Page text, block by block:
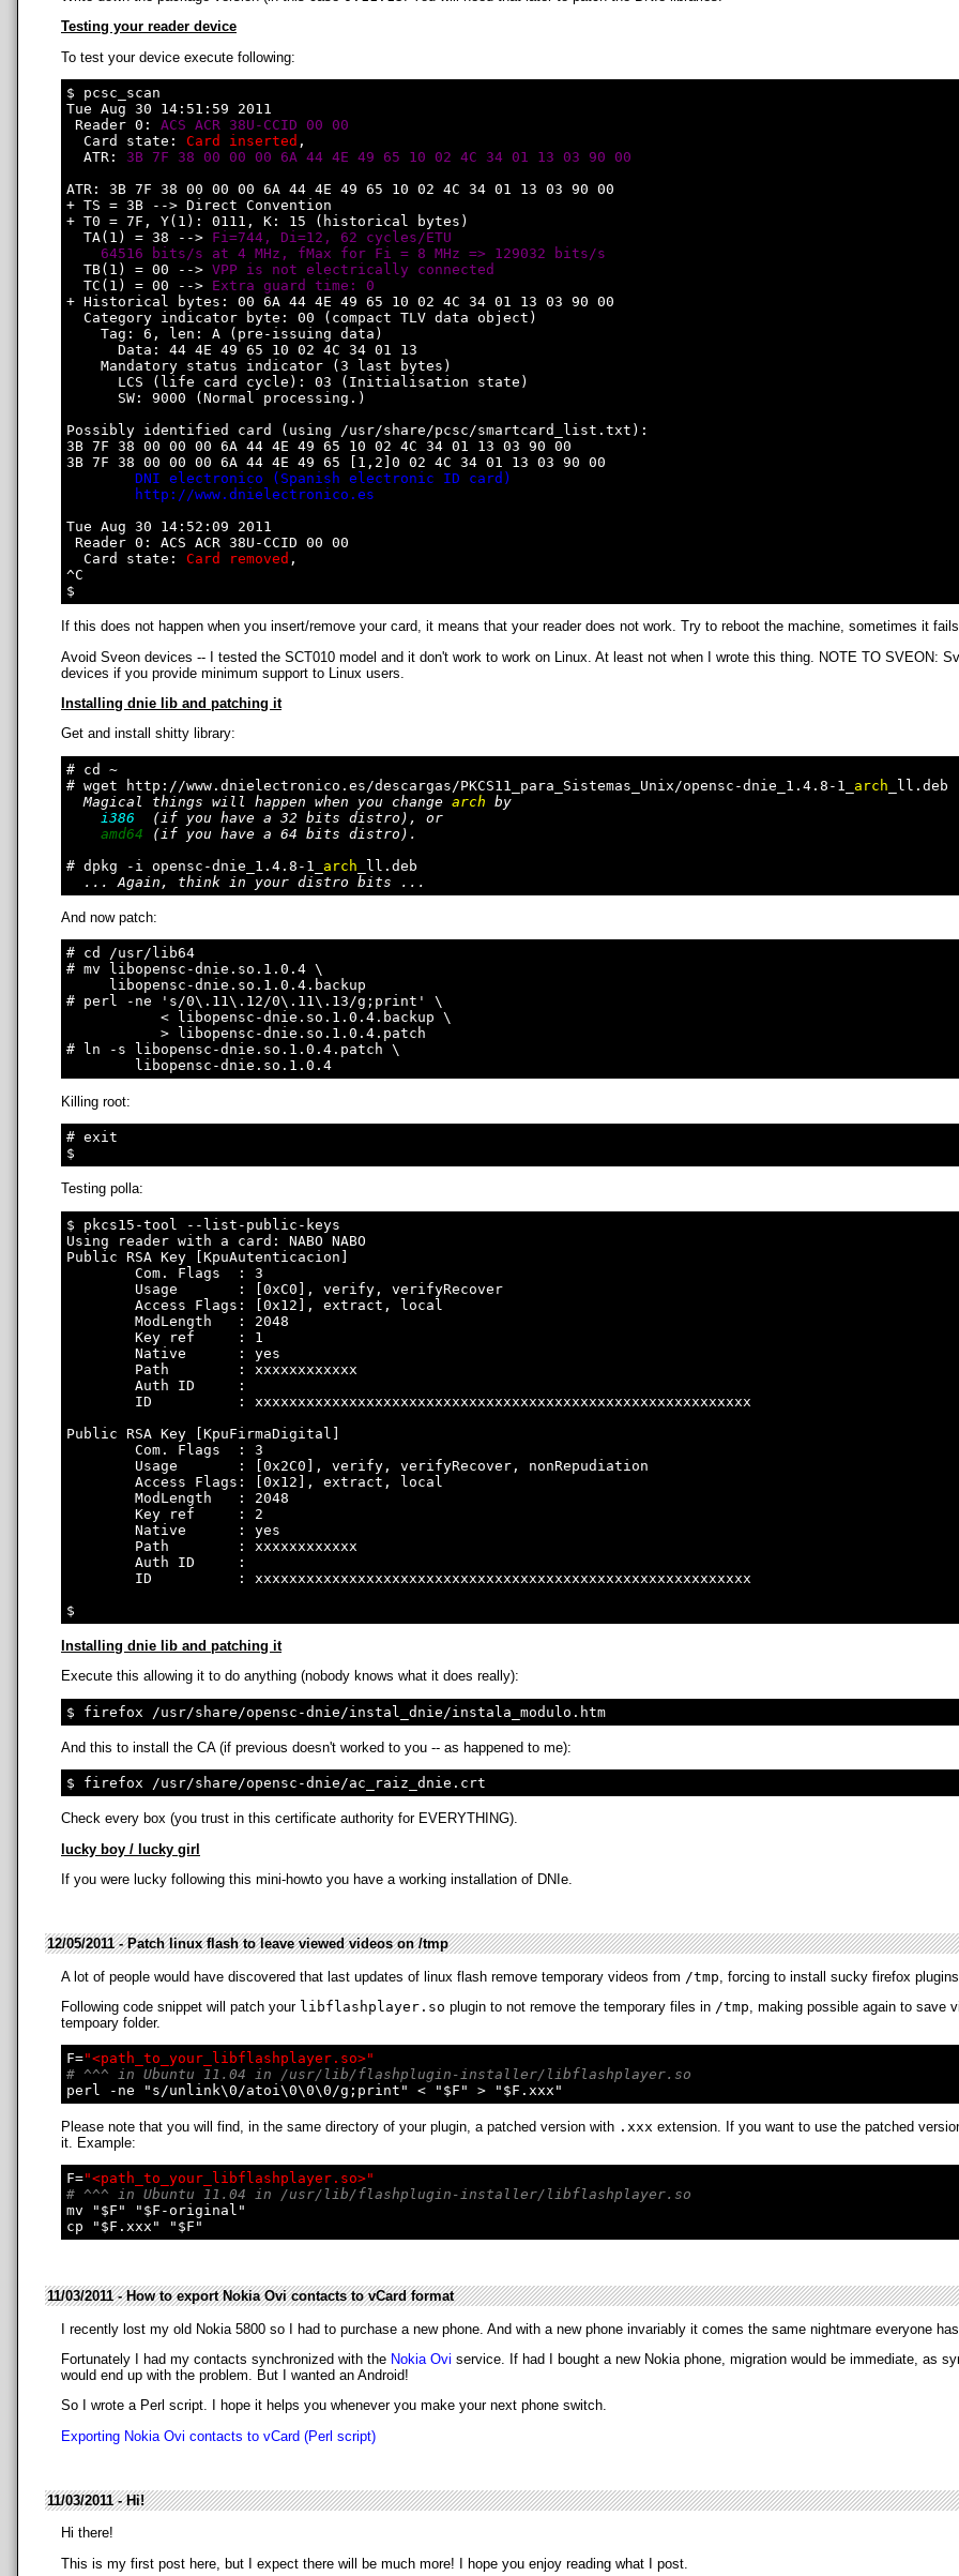
Testing your reader device
To test your device execute following:
$ pcsc_scan
Tue Aug 30 14:51:59 2011
Reader 0: ACS ACR 38U-CCID 00 00
  Card state:
Card inserted ,
  ATR:
3B 7F 38 00 00 00 6A 44 4E 49 65 10 02 4C 34 01 13 03 90 00
ATR: 3B 7F 38 00 00 00 6A 44 4E 49 65 10 02 4C 34 01 13 03 90 00
+ TS = 3B --> Direct Convention
+ T0 = 7F, Y(1): 0111, K: 15 (historical bytes)
  TA(1) = 38 -->
Fi=744, Di=12, 62 cycles/ETU
    64516 bits/s at 4 MHz, fMax for Fi = 8 MHz => 129032 bits/s
  TB(1) = 00 -->
VPP is not electrically connected
  TC(1) = 00 -->
Extra guard time: 0
+ Historical bytes: 00 6A 44 4E 49 65 10 02 4C 34 01 13 03 90 00
  Category indicator byte: 00 (compact TLV data object)
    Tag: 6, len: A (pre-issuing data)
      Data: 44 4E 49 65 10 02 4C 34 01 13
    Mandatory status indicator (3 last bytes)
      LCS (life card cycle): 03 (Initialisation state)
      SW: 9000 (Normal processing.)
Possibly identified card (using /usr/share/pcsc/smartcard_list.txt):
3B 7F 38 00 00 00 6A 44 4E 49 65 10 02 4C 34 01 13 03 90 00
3B 7F 38 00 00 00 6A 44 4E 49 65 [1,2]0 02 4C 34 01 13 03 90 00
DNI electronico (Spanish electronic ID card)
http://www.dnielectronico.es
Tue Aug 30 14:52:09 2011
Reader 0: ACS ACR 38U-CCID 00 00
  Card state:
Card removed ,
^C
If this does not happen when you insert/remove your card, it means that your reader does not work. Try to reboot the machine, sometimes it
Avoid Sveon devices -- I tested the SCT010 model and it don't work to work on Linux. At least not when I wrote this thing. NOTE TO SVEON:
devices if you provide minimum support to Linux users.
Installing dnie lib and patching it
Get and install shitty library:
# cd ~
# wget http://www.dnielectronico.es/descargas/PKCS11_para_Sistemas_Unix/opensc-dnie_1.4.8-1_ arch _ll.deb
Magical things will happen when you change arch by
i386
  (if you have a 32 bits distro), or
amd64 (if you have a 64 bits distro).
# dpkg -i opensc-dnie_1.4.8-1_ arch _ll.deb
... Again, think in your distro bits ...
And now patch:
# cd /usr/lib64
# mv libopensc-dnie.so.1.0.4 \
     libopensc-dnie.so.1.0.4.backup
# perl -ne 's/0\.11\.12/0\.11\.13/g;print' \
           < libopensc-dnie.so.1.0.4.backup \
           > libopensc-dnie.so.1.0.4.patch
# ln -s libopensc-dnie.so.1.0.4.patch \
Killing root:
# exit
Testing polla:
$ pkcs15-tool --list-public-keys
Using reader with a card: NABO NABO
Public RSA Key [KpuAutenticacion]
        Com. Flags  : 3
        Usage       : [0xC0], verify, verifyRecover
        Access Flags: [0x12], extract, local
        ModLength   : 2048
        Key ref     : 1
        Native      : yes
        Path        : xxxxxxxxxxxx
        Auth ID     :
        ID          : xxxxxxxxxxxxxxxxxxxxxxxxxxxxxxxxxxxxxxxxxxxxxxxxxxxxxxxxxx
Public RSA Key [KpuFirmaDigital]
        Com. Flags  : 3
        Usage       : [0x2C0], verify, verifyRecover, nonRepudiation
        Access Flags: [0x12], extract, local
        ModLength   : 2048
        Key ref     : 2
        Native      : yes
        Path        : xxxxxxxxxxxx
        Auth ID     :
        ID          : xxxxxxxxxxxxxxxxxxxxxxxxxxxxxxxxxxxxxxxxxxxxxxxxxxxxxxxxxx
Installing dnie lib and patching it
Execute this allowing it to do anything (nobody knows what it does really):
And this to install the CA (if previous doesn't worked to you -- as happened to me):
Check every box (you trust in this certificate authority for EVERYTHING).
lucky boy / lucky girl
If you were lucky following this mini-howto you have a working installation of DNIe.
12/05/2011 - Patch linux flash to leave viewed videos on /tmp
A lot of people would have discovered that last updates of linux flash remove temporary videos from /tmp , forcing to install sucky firefox
Following code snippet will patch your libflashplayer.so plugin to not remove the temporary files in /tmp, making possible again to save
tempoary folder.
F="<path_to_your_libflashplayer.so>"
# ^^^ in Ubuntu 11.04 in /usr/lib/flashplugin-installer/libflashplayer.so
Please note that you will find, in the same directory of your plugin, a patched version with .xxx extension. If you want to use the patched
it. Example:
F="<path_to_your_libflashplayer.so>"
# ^^^ in Ubuntu 11.04 in /usr/lib/flashplugin-installer/libflashplayer.so
mv "$F" "$F-original"
11/03/2011 - How to export Nokia Ovi contacts to vCard format
I recently lost my old Nokia 5800 so I had to purchase a new phone. And with a new phone invariably it comes the same nightmare everyone
Fortunately I had my contacts synchronized with the Nokia Ovi service. If had I bought a new Nokia phone, migration would be immediate, as
would end up with the problem. But I wanted an Android!
So I wrote a Perl script. I hope it helps you whenever you make your next phone switch.
Exporting Nokia Ovi contacts to vCard (Perl script)
11/03/2011 - Hi!
Hi there!
This is my first post here, but I expect there will be much more! I hope you enjoy reading what I post.